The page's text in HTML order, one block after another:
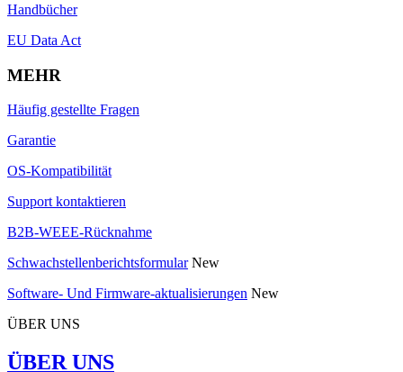
Handbücher
EU Data Act
MEHR
Häufig gestellte Fragen
Garantie
OS-Kompatibilität
Support kontaktieren
B2B-WEEE-Rücknahme
Schwachstellenberichtsformular New
Software- Und Firmware-aktualisierungen New
ÜBER UNS
ÜBER UNS